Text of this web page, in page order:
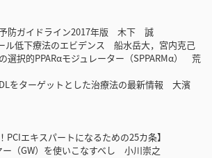
防ガイドライン2017年版 木下 誠
ル低下療法のエビデンス 船水岳大，宮内克己
選択的PPARαモジュレーター（SPPARMα） 荒
をターゲットとした治療法の最新情報 大濱
PCIエキスパートになるための25カ条】
（GW）を使いこなすべし 小川崇之